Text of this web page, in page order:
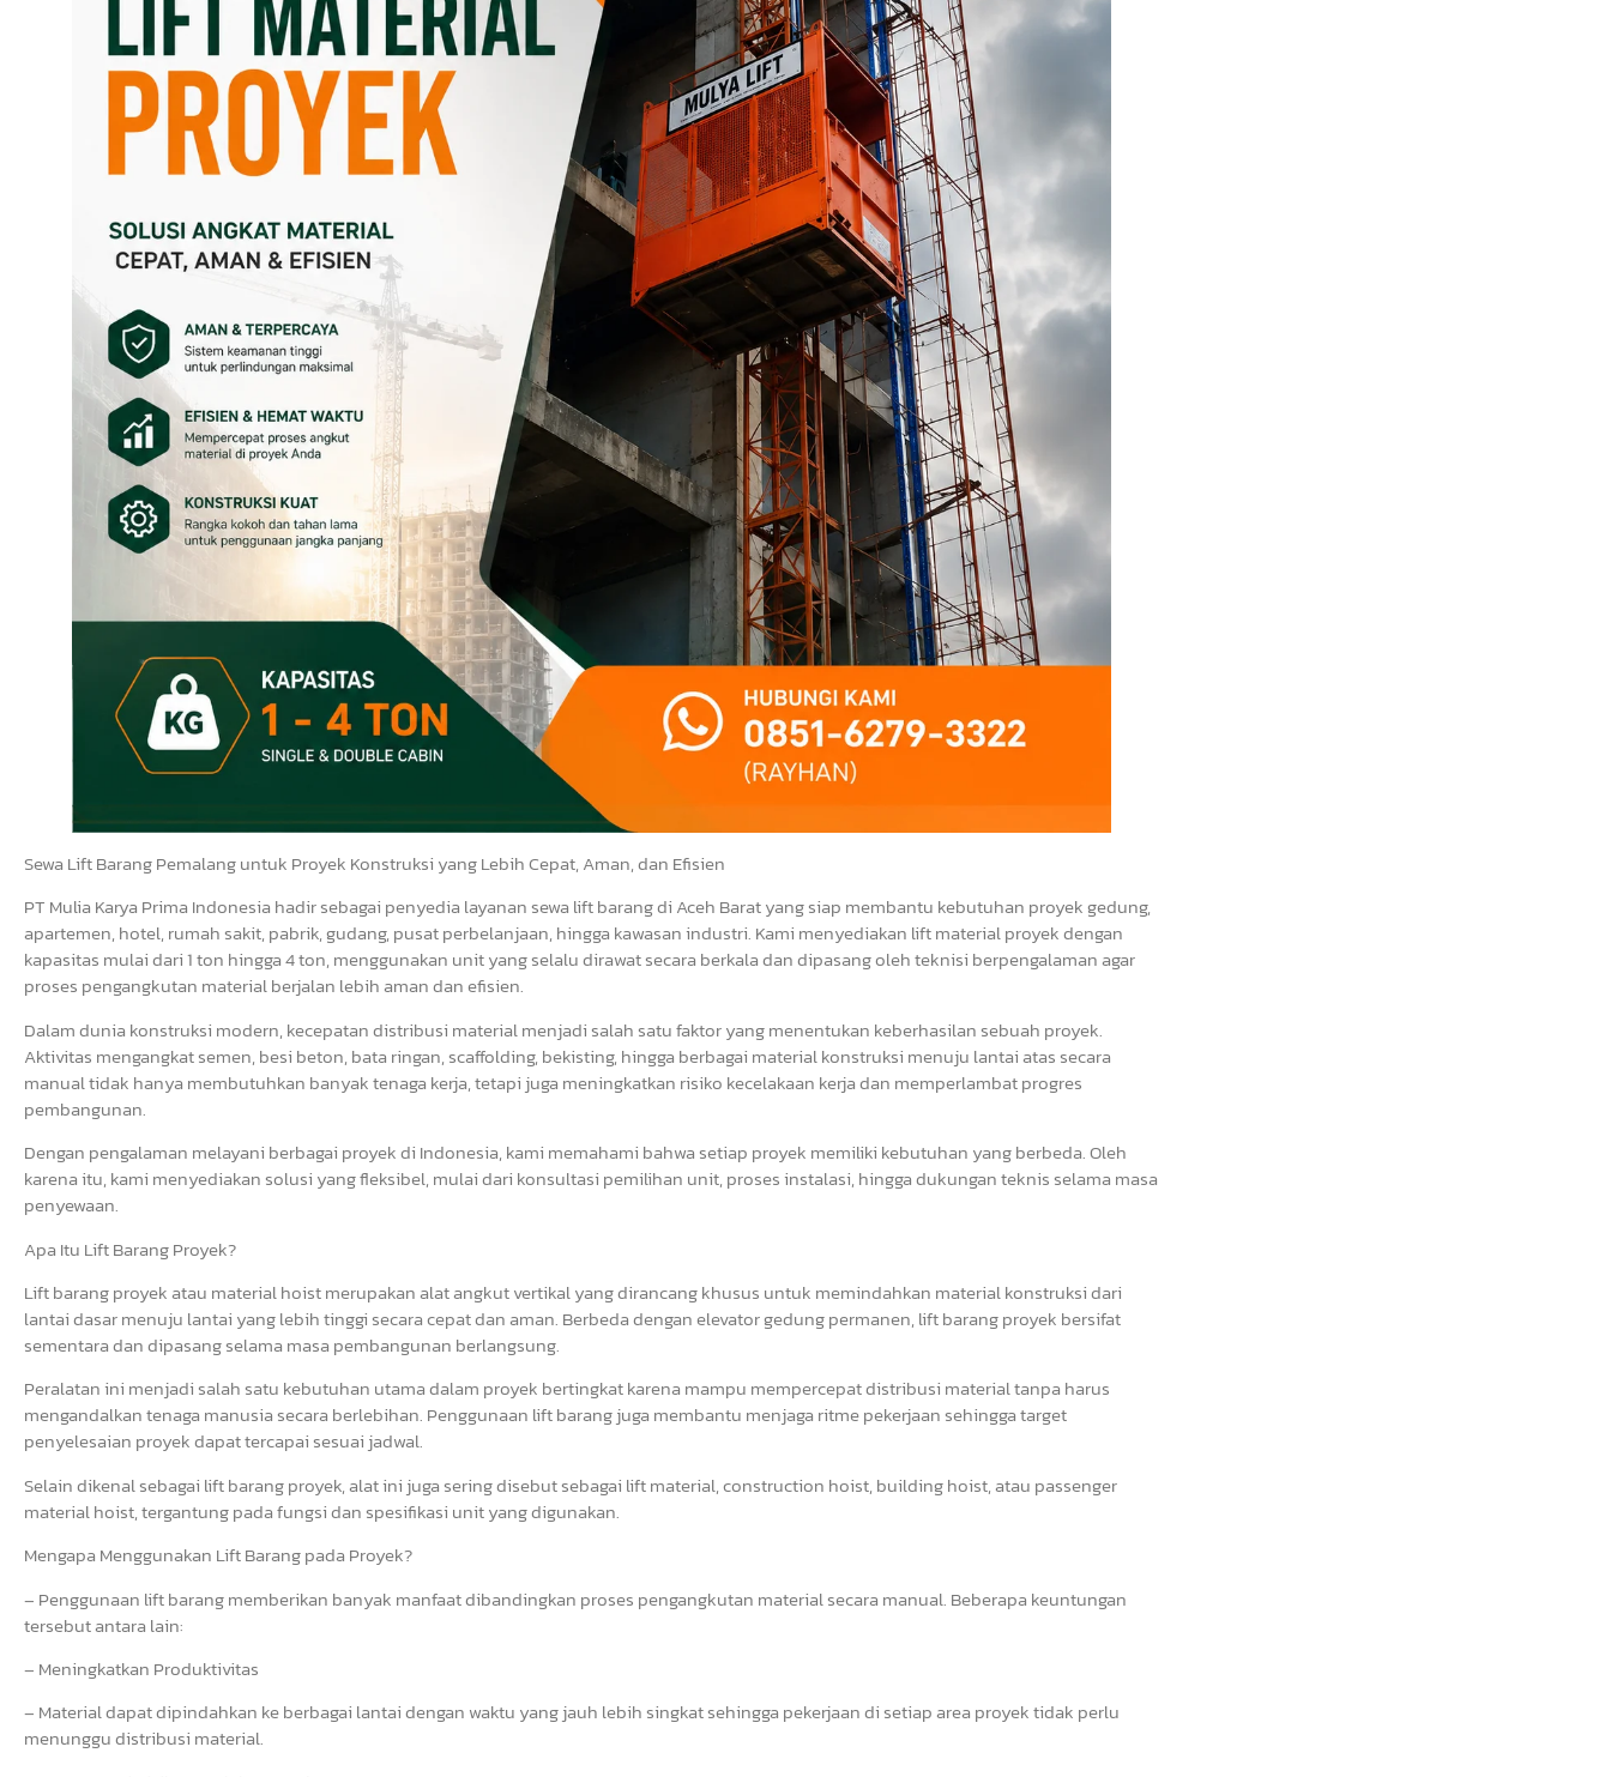
Sewa Lift Barang Pemalang untuk Proyek Konstruksi yang Lebih Cepat, Aman, dan Efisien
PT Mulia Karya Prima Indonesia hadir sebagai penyedia layanan sewa lift barang di Aceh Barat yang siap membantu kebutuhan proyek gedung,
apartemen, hotel, rumah sakit, pabrik, gudang, pusat perbelanjaan, hingga kawasan industri. Kami menyediakan lift material proyek dengan
kapasitas mulai dari 1 ton hingga 4 ton, menggunakan unit yang selalu dirawat secara berkala dan dipasang oleh teknisi berpengalaman agar
proses pengangkutan material berjalan lebih aman dan efisien.
Dalam dunia konstruksi modern, kecepatan distribusi material menjadi salah satu faktor yang menentukan keberhasilan sebuah proyek.
Aktivitas mengangkat semen, besi beton, bata ringan, scaffolding, bekisting, hingga berbagai material konstruksi menuju lantai atas secara
manual tidak hanya membutuhkan banyak tenaga kerja, tetapi juga meningkatkan risiko kecelakaan kerja dan memperlambat progres
pembangunan.
Dengan pengalaman melayani berbagai proyek di Indonesia, kami memahami bahwa setiap proyek memiliki kebutuhan yang berbeda. Oleh
karena itu, kami menyediakan solusi yang fleksibel, mulai dari konsultasi pemilihan unit, proses instalasi, hingga dukungan teknis selama masa
penyewaan.
Apa Itu Lift Barang Proyek?
Lift barang proyek atau material hoist merupakan alat angkut vertikal yang dirancang khusus untuk memindahkan material konstruksi dari
lantai dasar menuju lantai yang lebih tinggi secara cepat dan aman. Berbeda dengan elevator gedung permanen, lift barang proyek bersifat
sementara dan dipasang selama masa pembangunan berlangsung.
Peralatan ini menjadi salah satu kebutuhan utama dalam proyek bertingkat karena mampu mempercepat distribusi material tanpa harus
mengandalkan tenaga manusia secara berlebihan. Penggunaan lift barang juga membantu menjaga ritme pekerjaan sehingga target
penyelesaian proyek dapat tercapai sesuai jadwal.
Selain dikenal sebagai lift barang proyek, alat ini juga sering disebut sebagai lift material, construction hoist, building hoist, atau passenger
material hoist, tergantung pada fungsi dan spesifikasi unit yang digunakan.
Mengapa Menggunakan Lift Barang pada Proyek?
– Penggunaan lift barang memberikan banyak manfaat dibandingkan proses pengangkutan material secara manual. Beberapa keuntungan
tersebut antara lain:
– Meningkatkan Produktivitas
– Material dapat dipindahkan ke berbagai lantai dengan waktu yang jauh lebih singkat sehingga pekerjaan di setiap area proyek tidak perlu
menunggu distribusi material.